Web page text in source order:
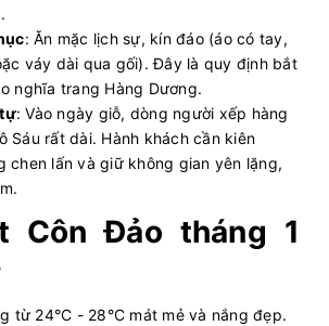
: Ăn mặc lịch sự, kín đáo (áo có tay,
váy dài qua gối). Đây là quy định bắt
nghĩa trang Hàng Dương.
: Vào ngày giỗ, dòng người xếp hàng
Sáu rất dài. Hành khách cần kiên
chen lấn và giữ không gian yên lặng,
Côn Đảo tháng 1
từ 24°C - 28°C mát mẻ và nắng đẹp.